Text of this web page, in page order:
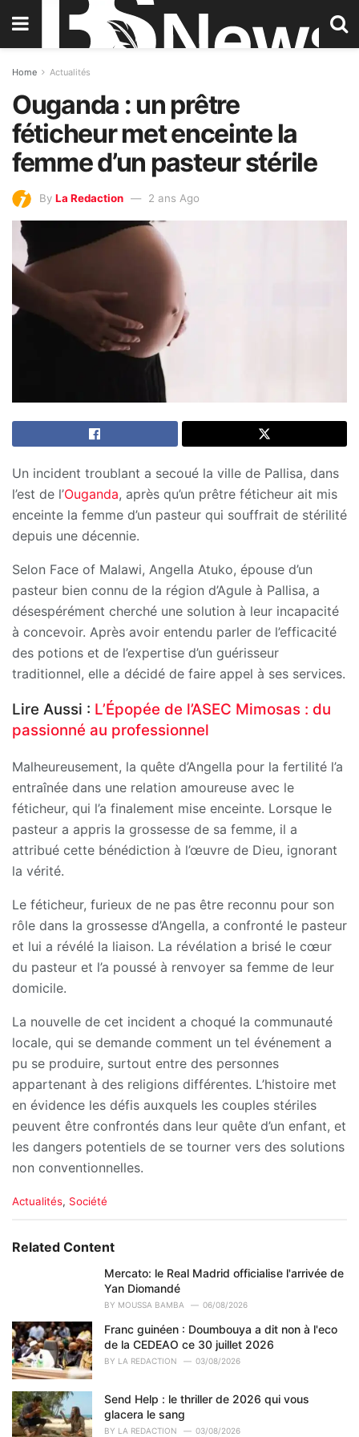
Home Actualités
Ouganda : un prêtre
féticheur met enceinte la
femme d’un pasteur stérile
By La Redaction 2 ans Ago
Un incident troublant a secoué la ville de Pallisa, dans
l’est de l’Ouganda, après qu’un prêtre féticheur ait mis
enceinte la femme d’un pasteur qui souffrait de stérilité
depuis une décennie.
Selon Face of Malawi, Angella Atuko, épouse d’un
pasteur bien connu de la région d’Agule à Pallisa, a
désespérément cherché une solution à leur incapacité
à concevoir. Après avoir entendu parler de l’efficacité
des potions et de l’expertise d’un guérisseur
traditionnel, elle a décidé de faire appel à ses services.
Lire Aussi : L’Épopée de l’ASEC Mimosas : du
passionné au professionnel
Malheureusement, la quête d’Angella pour la fertilité l’a
entraînée dans une relation amoureuse avec le
féticheur, qui l’a finalement mise enceinte. Lorsque le
pasteur a appris la grossesse de sa femme, il a
attribué cette bénédiction à l’œuvre de Dieu, ignorant
la vérité.
Le féticheur, furieux de ne pas être reconnu pour son
rôle dans la grossesse d’Angella, a confronté le pasteur
et lui a révélé la liaison. La révélation a brisé le cœur
du pasteur et l’a poussé à renvoyer sa femme de leur
domicile.
La nouvelle de cet incident a choqué la communauté
locale, qui se demande comment un tel événement a
pu se produire, surtout entre des personnes
appartenant à des religions différentes. L’histoire met
en évidence les défis auxquels les couples stériles
peuvent être confrontés dans leur quête d’un enfant, et
les dangers potentiels de se tourner vers des solutions
non conventionnelles.
C
e
s
:
Actualités, Société
Related Content
Mercato: le Real Madrid officialise l'arrivée de
Yan Diomandé
BY MOUSSA BAMBA 06/08/2026
Franc guinéen : Doumbouya a dit non à l'eco
de la CEDEAO ce 30 juillet 2026
BY LA REDACTION 03/08/2026
Send Help : le thriller de 2026 qui vous
glacera le sang
BY LA REDACTION 03/08/2026